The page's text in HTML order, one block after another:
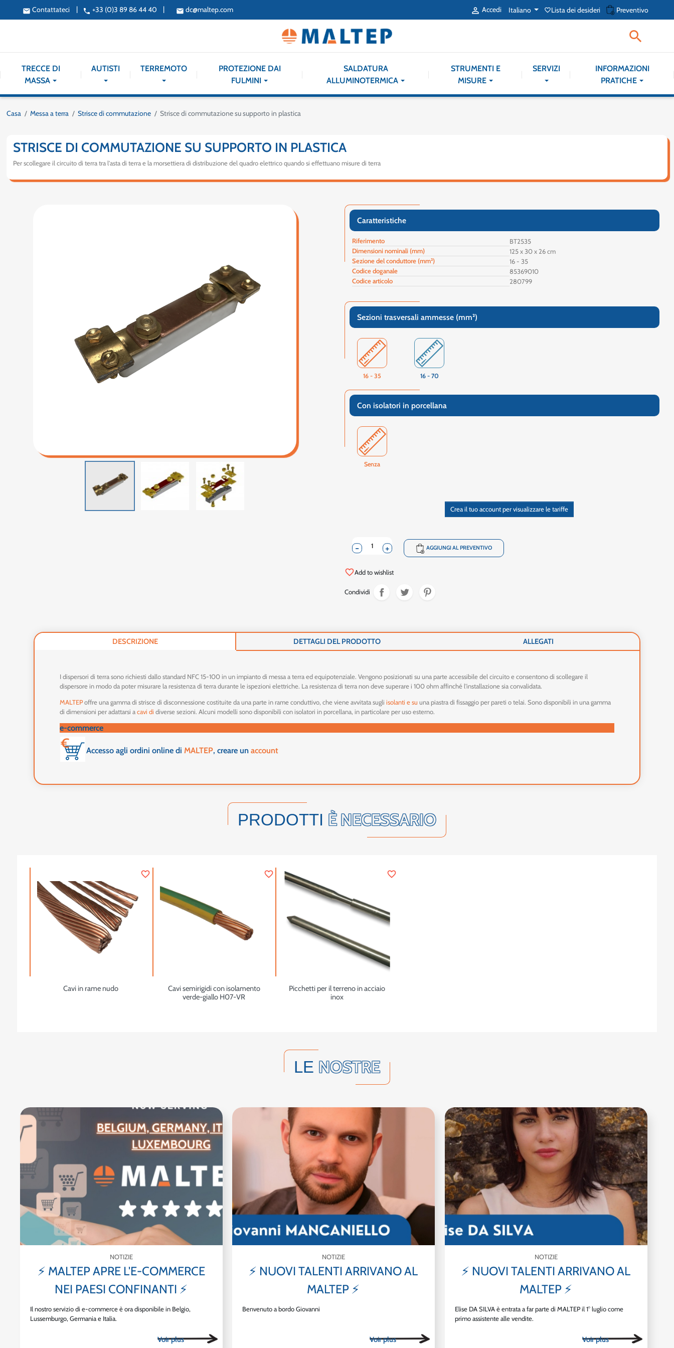
email Contattateci | phone +33 (0)3 89 86 44 40 | email dc@maltep.com  Accedi Italiano favorite_borderLista dei desideri shopping_cart Preventivo

TRECCE DI
MASSA
AUTISTI TERREMOTO
PROTEZIONE DAI
FULMINI
SALDATURA
ALLUMINOTERMICA
STRUMENTI E
MISURE
SERVIZI
INFORMAZIONI
PRATICHE
Casa Messa a terra Strisce di commutazione Strisce di commutazione su supporto in plastica
STRISCE DI COMMUTAZIONE SU SUPPORTO IN PLASTICA
Per scollegare il circuito di terra tra l'asta di terra e la morsettiera di distribuzione del quadro elettrico quando si effettuano misure di terra
Caratteristiche
Riferimento
BT2535
Dimensioni nominali (mm)
125 x 30 x 26 cm
Sezione del conduttore (mm²)
16 - 35
Codice doganale
85369010
Codice articolo
280799
Sezioni trasversali ammesse (mm²)
16 - 35 16 - 70
Con isolatori in porcellana
Senza
Crea il tuo account per visualizzare le tariffe
+
- shopping_cart AGGIUNGI AL PREVENTIVO
favorite_borderAdd to wishlist
Condividi
DESCRIZIONE DETTAGLI DEL PRODOTTO ALLEGATI
I dispersori di terra sono richiesti dallo standard NFC 15-100 in un impianto di messa a terra ed equipotenziale. Vengono posizionati su una parte accessibile del circuito e consentono di scollegare il
dispersore in modo da poter misurare la resistenza di terra durante le ispezioni elettriche. La resistenza di terra non deve superare i 100 ohm affinché l'installazione sia convalidata.
MALTEPoffre una gamma di strisce di disconnessione costituite da una parte in rame conduttivo, che viene avvitata sugliisolanti e suuna piastra di fissaggio per pareti o telai. Sono disponibili in una gamma
di dimensioni per adattarsi acavi didiverse sezioni. Alcuni modelli sono disponibili con isolatori in porcellana, in particolare per uso esterno.
e-commerce
Accesso agli ordini online di MALTEP, creare unaccount
PRODOTTI È NECESSARIO
Cavi in rame nudo
favorite_border
Cavi semirigidi con isolamento
verde-giallo H07-VR
favorite_border
Picchetti per il terreno in acciaio
inox
favorite_border
LE NOSTRE
NOTIZIE
⚡ MALTEP APRE L'E-COMMERCE
NEI PAESI CONFINANTI ⚡
Il nostro servizio di e-commerce è ora disponibile in Belgio,
Lussemburgo, Germania e Italia.
NOTIZIE
⚡ NUOVI TALENTI ARRIVANO AL
MALTEP ⚡
Benvenuto a bordo Giovanni
NOTIZIE
⚡ NUOVI TALENTI ARRIVANO AL
MALTEP ⚡
Elise DA SILVA è entrata a far parte di MALTEP il 1° luglio come
primo assistente alle vendite.